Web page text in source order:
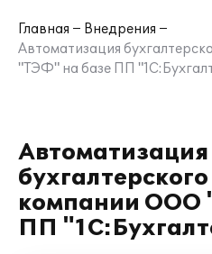
Главная
Внедрения
Автоматизация
"ТЭФ" на базе ПП
Автоматизация
компании ООО
ПП